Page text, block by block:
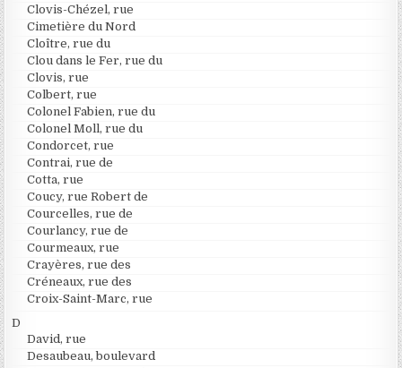
Clovis-Chézel, rue
Cimetière du Nord
Cloître, rue du
Clou dans le Fer, rue du
Clovis, rue
Colbert, rue
Colonel Fabien, rue du
Colonel Moll, rue du
Condorcet, rue
Contrai, rue de
Cotta, rue
Coucy, rue Robert de
Courcelles, rue de
Courlancy, rue de
Courmeaux, rue
Crayères, rue des
Créneaux, rue des
Croix-Saint-Marc, rue
D
David, rue
Desaubeau, boulevard